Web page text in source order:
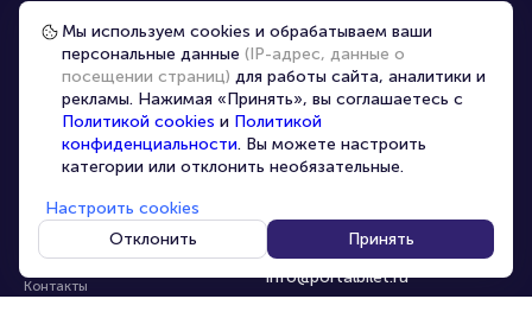
Частые вопросы
Перепродажа билетов
Организаторам
Корпоративным клиентам
VIP-билеты
Персональные данные
О компании
Контакты
8-800-500-42-62
8-499-226-15-14
info@portalbilet.ru
С 10:00 до 21:00,
Мы используем cookies и обрабатываем ваши
персональные данные (IP-адрес, данные о
посещении страниц) для работы сайта, аналитики и
рекламы. Нажимая «Принять», вы соглашаетесь с
Политикой cookies и Политикой
конфиденциальности. Вы можете настроить
категории или отклонить необязательные.
Настроить cookies
Отклонить
Принять